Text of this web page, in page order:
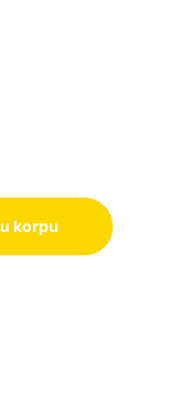
quantity
korpu